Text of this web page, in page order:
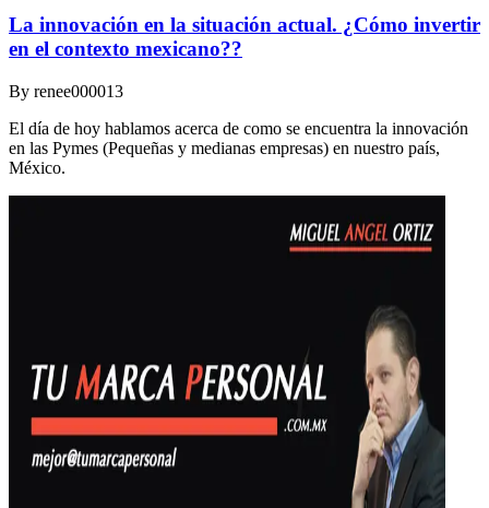
La innovación en la situación actual. ¿Cómo invertir
en el contexto mexicano??
By renee000013
El día de hoy hablamos acerca de como se encuentra la innovación
en las Pymes (Pequeñas y medianas empresas) en nuestro país,
México.